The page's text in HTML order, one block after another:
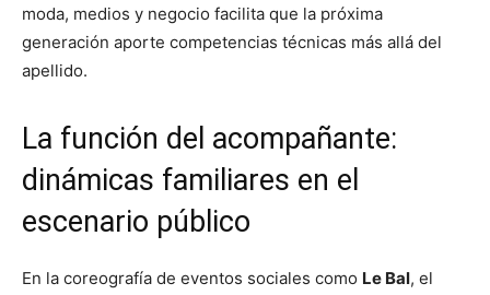
moda, medios y negocio facilita que la próxima
generación aporte competencias técnicas más allá del
apellido.
La función del acompañante:
dinámicas familiares en el
escenario público
En la coreografía de eventos sociales como Le Bal, el